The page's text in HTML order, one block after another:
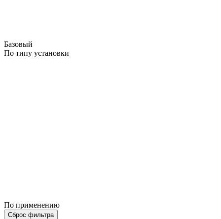
Базовый
По типу установки
По применению
Сброс фильтра